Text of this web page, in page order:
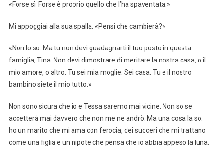
«Forse sì. Forse è proprio quello che l’ha spaventata.»
Mi appoggiai alla sua spalla. «Pensi che cambierà?»
«Non lo so. Ma tu non devi guadagnarti il tuo posto in questa
famiglia, Tina. Non devi dimostrare di meritare la nostra casa, o il
mio amore, o altro. Tu sei mia moglie. Sei casa. Tu e il nostro
bambino siete il mio tutto.»
Non sono sicura che io e Tessa saremo mai vicine. Non so se
accetterà mai davvero che non me ne andrò. Ma una cosa la so:
ho un marito che mi ama con ferocia, dei suoceri che mi trattano
come una figlia e un nipote che pensa che io abbia appeso la luna.